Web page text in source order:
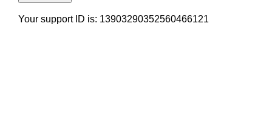
Your support ID is: 13903290352560466121